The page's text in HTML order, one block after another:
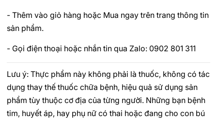
- Thêm vào giỏ hàng hoặc Mua ngay trên trang thông tin
sản phẩm.
- Gọi điện thoại hoặc nhắn tin qua Zalo: 0902 801 311
Lưu ý: Thực phẩm này không phải là thuốc, không có tác
dụng thay thế thuốc chữa bệnh, hiệu quả sử dụng sản
phẩm tùy thuộc cơ địa của từng người. Những bạn bệnh
tim, huyết áp, hay phụ nữ có thai hoặc đang cho con bú